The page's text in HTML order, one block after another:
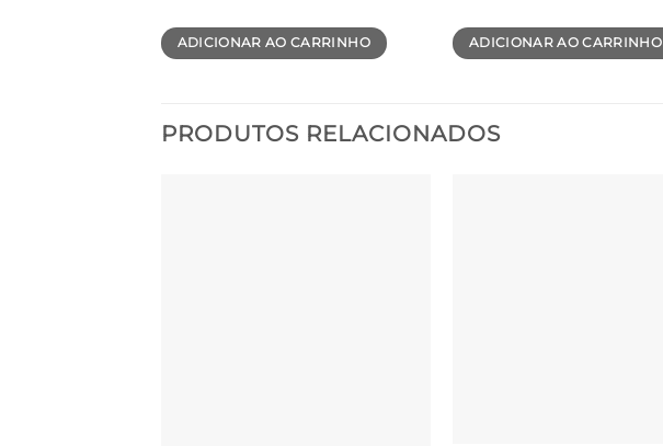
ADICIONAR AO CARRINHO ADICIONAR AO CARRINHO
PRODUTOS RELACIONADOS